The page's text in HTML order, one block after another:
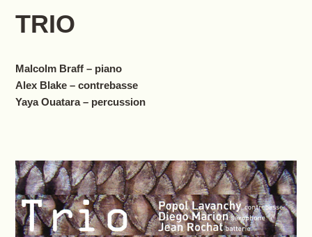
TRIO
Malcolm Braff – piano
Alex Blake – contrebasse
Yaya Ouatara – percussion